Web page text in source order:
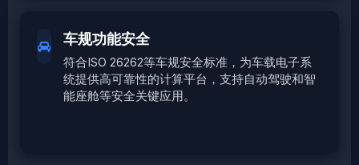
车规功能安全
符合ISO 26262等车规安全标准，为车载电子系
统提供高可靠性的计算平台，支持自动驾驶和智
能座舱等安全关键应用。